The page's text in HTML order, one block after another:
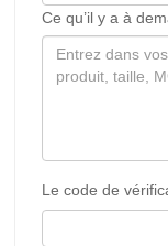
Ce qu’il y a à
Le code de